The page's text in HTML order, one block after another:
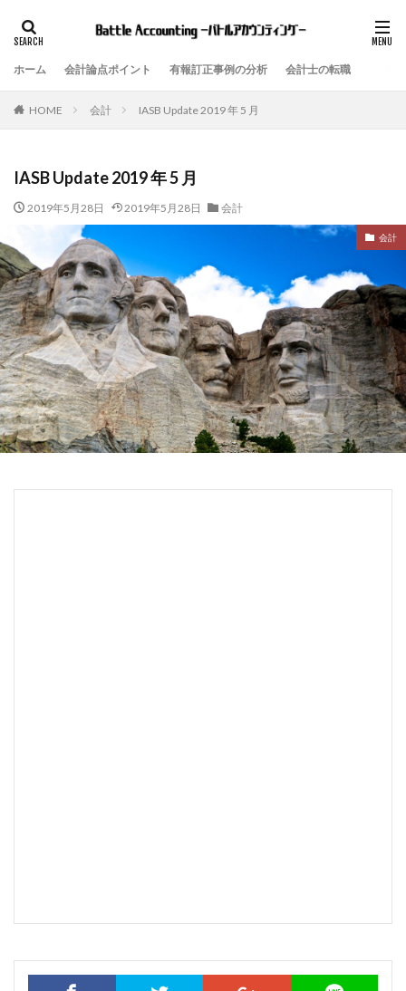
ホーム 会計論点ポイント 有報訂正事例の分析 会計士の転職
HOME 会計 IASB Update 2019 年 5 月
IASB Update 2019 年 5 月
2019年5月28日 2019年5月28日 会計
会計